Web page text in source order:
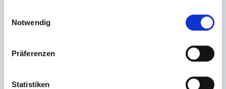
Notwendig
Präferenzen
Statistiken